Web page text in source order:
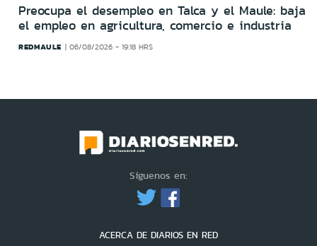
Preocupa el desempleo en Talca y el Maule: baja
el empleo en agricultura, comercio e industria
REDMAULE 06/08/2026 - 19:18 HRS
Síguenos en:
ACERCA DE DIARIOS EN RED